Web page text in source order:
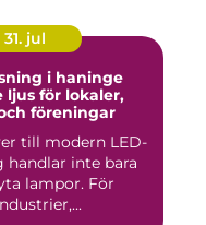
31. jul
i haninge
ljus för lokaler,
föreningar
till modern LED-
handlar inte bara
lampor. För